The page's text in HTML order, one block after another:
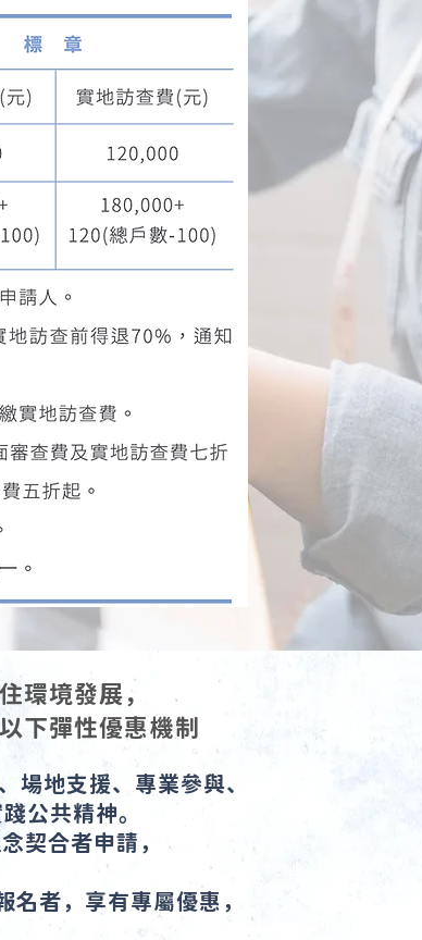
環境發展，
下彈性優惠機制
場地支援、專業參與、
公共精神。
契合者申請，
名者，享有專屬優惠，